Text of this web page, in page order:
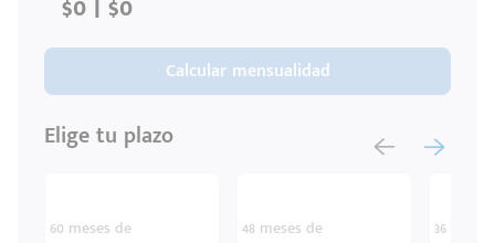
Calcular mensualidad
Elige tu plazo
60 meses de 48 meses de 36